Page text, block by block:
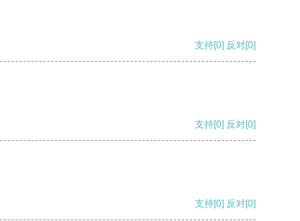
支持[0] 反对[0]
支持[0] 反对[0]
支持[0] 反对[0]